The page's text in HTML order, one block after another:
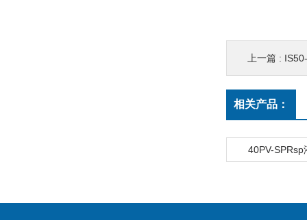
上一篇 :
相关产品：
40PV-SPRsp